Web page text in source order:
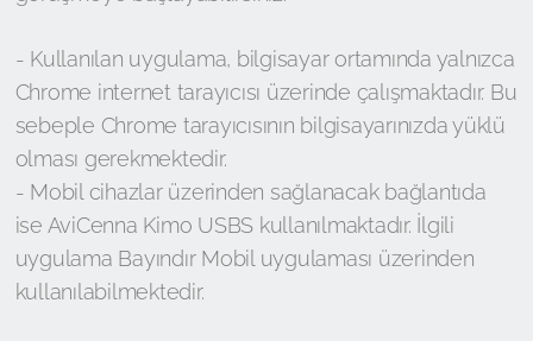
- Kullanılan uygulama, bilgisayar ortamında yalnızca
Chrome internet tarayıcısı üzerinde çalışmaktadır. Bu
sebeple Chrome tarayıcısının bilgisayarınızda yüklü
olması gerekmektedir.
- Mobil cihazlar üzerinden sağlanacak bağlantıda
ise AviCenna Kimo USBS kullanılmaktadır. İlgili
uygulama Bayındır Mobil uygulaması üzerinden
kullanılabilmektedir.